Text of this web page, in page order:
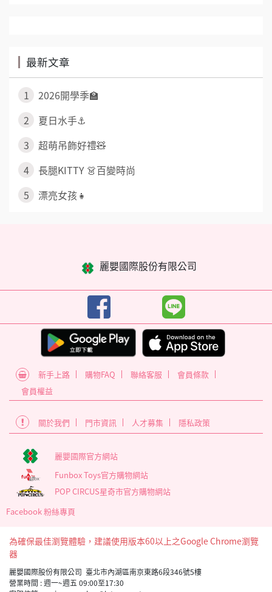
最新文章
1
2026開學季🏫
2
夏日水手⚓
3
超萌吊飾好禮🧸
4
長腿KITTY 👗百變時尚
5
漂亮女孩👧
麗嬰國際股份有限公司
新手上路 購物FAQ 聯絡客服
會員條款
會員權益
關於我們 門市資訊 人才募集 隱私政策
麗嬰國際官方網站
Funbox Toys官方購物網站
POP CIRCUS星奇市官方購物網站
Facebook 粉絲專頁
為確保最佳瀏覽體驗，建議使用版本60以上之Google Chrome瀏覽
器
麗嬰國際股份有限公司 臺北市內湖區南京東路6段346號5樓
營業時間 : 週一~週五 09:00至17:30